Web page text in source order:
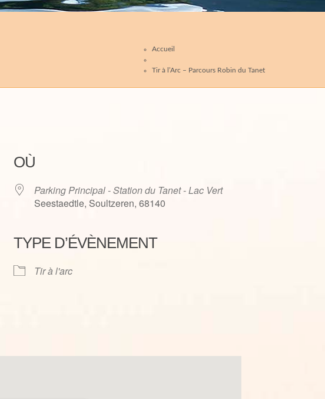
Accueil
Tir à l’Arc – Parcours Robin du Tanet
OÙ
Parking Principal - Station du Tanet - Lac Vert
Seestaedtle, Soultzeren, 68140
TYPE D’ÉVÈNEMENT
Tir à l'arc